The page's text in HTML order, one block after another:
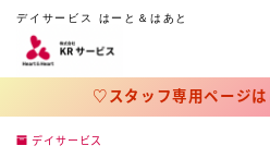
デイサービス はーと＆はあと
MENU
ホーム
♡スタッフ専用ページ
デイサービス